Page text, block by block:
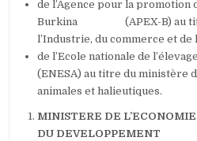
de l’Agence pour la promotion
Burkina (APEX-B) au
l’Industrie, du commerce et de
de l’Ecole nationale de
(ENESA) au titre du ministère
animales et halieutiques.
MINISTERE DE
DU DEVELOPPEMENT